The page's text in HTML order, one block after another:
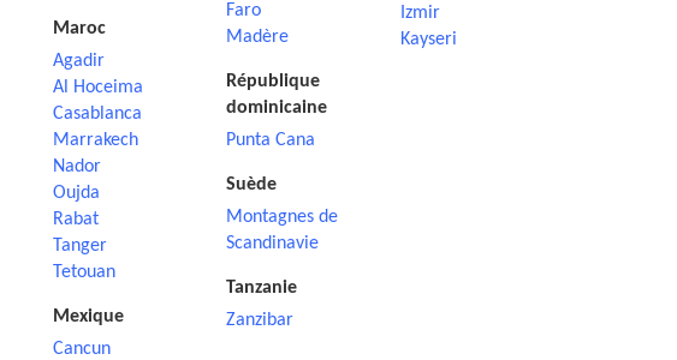
Maroc
Agadir
Al Hoceima
Casablanca
Marrakech
Nador
Oujda
Rabat
Tanger
Tetouan
Mexique
Cancun
Faro
Madère
République
dominicaine
Punta Cana
Suède
Montagnes de
Scandinavie
Tanzanie
Zanzibar
Izmir
Kayseri